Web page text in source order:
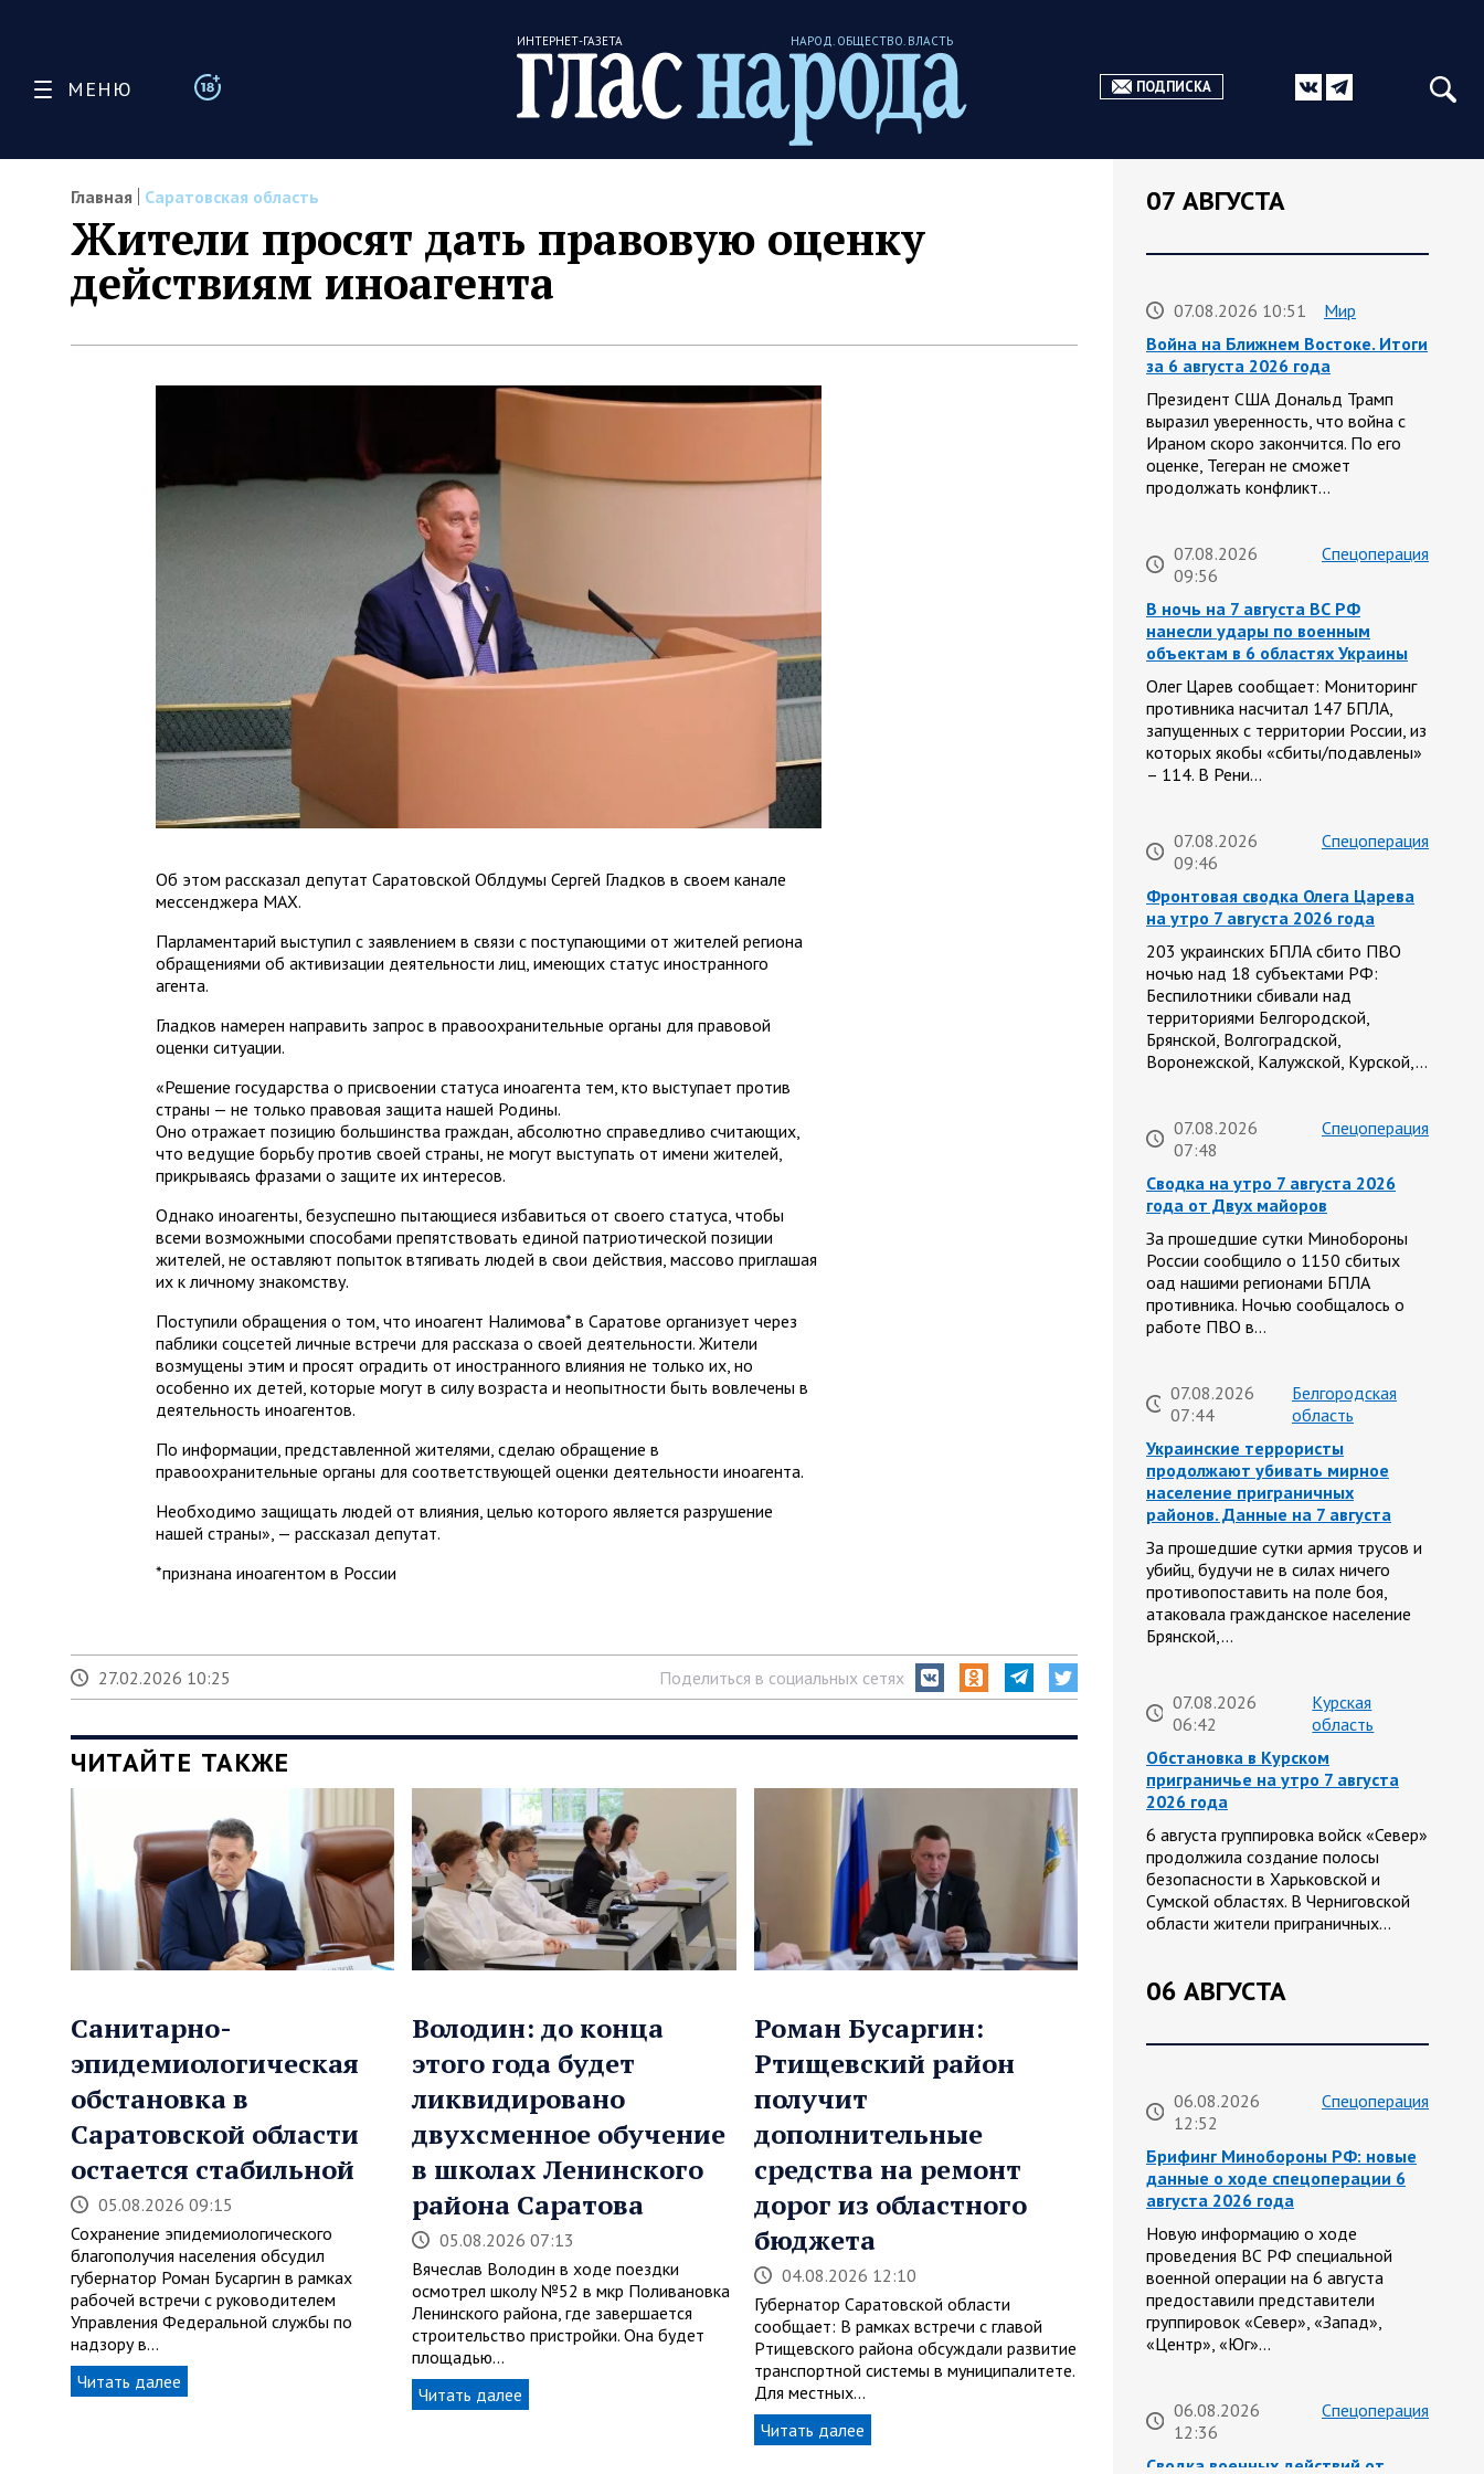
МЕНЮ
ИНТЕРНЕТ-ГАЗЕТА НАРОД. ОБЩЕСТВО. ВЛАСТЬ
ПОДПИСКА
Главная Саратовская область
Жители просят дать правовую оценку
действиям иноагента
Об этом рассказал депутат Саратовской Облдумы Сергей Гладков в своем канале
мессенджера MAX.
Парламентарий выступил с заявлением в связи с поступающими от жителей региона
обращениями об активизации деятельности лиц, имеющих статус иностранного
агента.
Гладков намерен направить запрос в правоохранительные органы для правовой
оценки ситуации.
«Решение государства о присвоении статуса иноагента тем, кто выступает против
страны — не только правовая защита нашей Родины.
Оно отражает позицию большинства граждан, абсолютно справедливо считающих,
что ведущие борьбу против своей страны, не могут выступать от имени жителей,
прикрываясь фразами о защите их интересов.
Однако иноагенты, безуспешно пытающиеся избавиться от своего статуса, чтобы
всеми возможными способами препятствовать единой патриотической позиции
жителей, не оставляют попыток втягивать людей в свои действия, массово приглашая
их к личному знакомству.
Поступили обращения о том, что иноагент Налимова* в Саратове организует через
паблики соцсетей личные встречи для рассказа о своей деятельности. Жители
возмущены этим и просят оградить от иностранного влияния не только их, но
особенно их детей, которые могут в силу возраста и неопытности быть вовлечены в
деятельность иноагентов.
По информации, представленной жителями, сделаю обращение в
правоохранительные органы для соответствующей оценки деятельности иноагента.
Необходимо защищать людей от влияния, целью которого является разрушение
нашей страны», — рассказал депутат.
*признана иноагентом в России
27.02.2026 10:25 Поделиться в социальных сетях
ЧИТАЙТЕ ТАКЖЕ
Санитарно-
эпидемиологическая
обстановка в
Саратовской области
остается стабильной
05.08.2026 09:15
Сохранение эпидемиологического
благополучия населения обсудил
губернатор Роман Бусаргин в рамках
рабочей встречи с руководителем
Управления Федеральной службы по
надзору в…
Читать далее
Володин: до конца
этого года будет
ликвидировано
двухсменное обучение
в школах Ленинского
района Саратова
05.08.2026 07:13
Вячеслав Володин в ходе поездки
осмотрел школу №52 в мкр Поливановка
Ленинского района, где завершается
строительство пристройки. Она будет
площадью…
Читать далее
Роман Бусаргин:
Ртищевский район
получит
дополнительные
средства на ремонт
дорог из областного
бюджета
04.08.2026 12:10
Губернатор Саратовской области
сообщает: В рамках встречи с главой
Ртищевского района обсуждали развитие
транспортной системы в муниципалитете.
Для местных…
Читать далее
07 АВГУСТА
07.08.2026 10:51
Мир
Война на Ближнем Востоке. Итоги
за 6 августа 2026 года
Президент США Дональд Трамп
выразил уверенность, что война с
Ираном скоро закончится. По его
оценке, Тегеран не сможет
продолжать конфликт…
07.08.2026
09:56
Спецоперация
В ночь на 7 августа ВС РФ
нанесли удары по военным
объектам в 6 областях Украины
Олег Царев сообщает: Мониторинг
противника насчитал 147 БПЛА,
запущенных с территории России, из
которых якобы «сбиты/подавлены»
– 114. В Рени…
07.08.2026
09:46
Спецоперация
Фронтовая сводка Олега Царева
на утро 7 августа 2026 года
203 украинских БПЛА сбито ПВО
ночью над 18 субъектами РФ:
Беспилотники сбивали над
территориями Белгородской,
Брянской, Волгоградской,
Воронежской, Калужской, Курской,…
07.08.2026
07:48
Спецоперация
Сводка на утро 7 августа 2026
года от Двух майоров
За прошедшие сутки Минобороны
России сообщило о 1150 сбитых
оад нашими регионами БПЛА
противника. Ночью сообщалось о
работе ПВО в…
07.08.2026
07:44
Белгородская
область
Украинские террористы
продолжают убивать мирное
население приграничных
районов. Данные на 7 августа
За прошедшие сутки армия трусов и
убийц, будучи не в силах ничего
противопоставить на поле боя,
атаковала гражданское население
Брянской,…
07.08.2026
06:42
Курская
область
Обстановка в Курском
приграничье на утро 7 августа
2026 года
6 августа группировка войск «Север»
продолжила создание полосы
безопасности в Харьковской и
Сумской областях. В Черниговской
области жители приграничных…
06 АВГУСТА
06.08.2026
12:52
Спецоперация
Брифинг Минобороны РФ: новые
данные о ходе спецоперации 6
августа 2026 года
Новую информацию о ходе
проведения ВС РФ специальной
военной операции на 6 августа
предоставили представители
группировок «Север», «Запад»,
«Центр», «Юг»…
06.08.2026
12:36
Спецоперация
Сводка военных действий от